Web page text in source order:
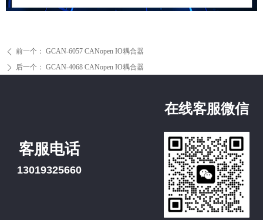
ꄴ 前一个： GCAN-6057 CANopen IO耦合器
ꄲ 后一个： GCAN-4068 CANopen IO耦合器
客服电话
13019325660
在线客服微信